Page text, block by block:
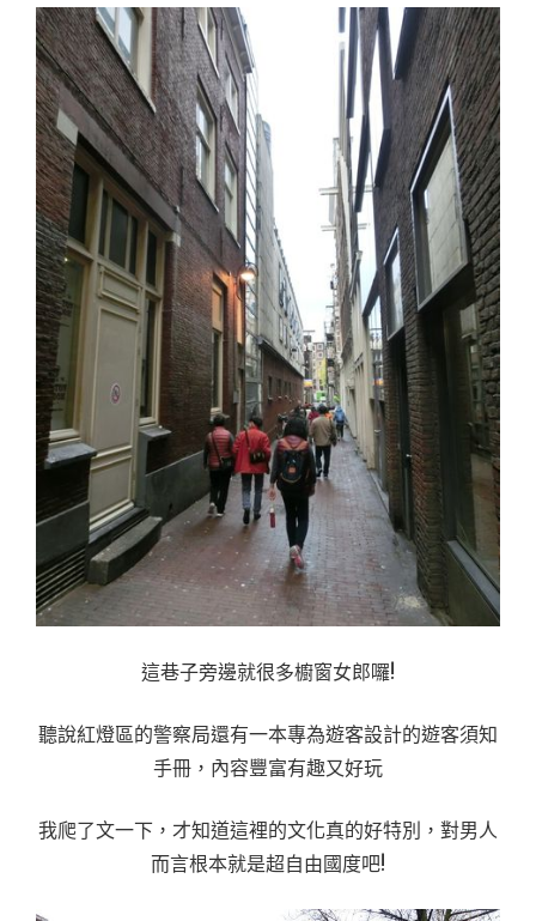
這巷子旁邊就很多櫥窗女郎囉!
聽說紅燈區的警察局還有一本專為遊客設計的遊客須知
手冊，內容豐富有趣又好玩
我爬了文一下，才知道這裡的文化真的好特別，對男人
而言根本就是超自由國度吧!